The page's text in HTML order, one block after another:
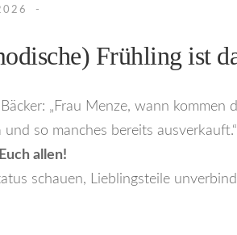
Frühling ist
„Frau Menze, wann kommen
und so manches bereits ausverkauft.“
allen!
schauen, Lieblingsteile